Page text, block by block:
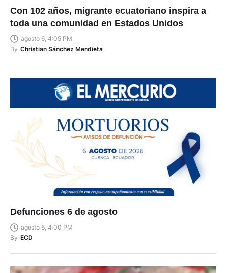
Con 102 años, migrante ecuatoriano inspira a
toda una comunidad en Estados Unidos
agosto 6, 4:05 PM
By Christian Sánchez Mendieta
Defunciones 6 de agosto
agosto 6, 4:00 PM
By ECD